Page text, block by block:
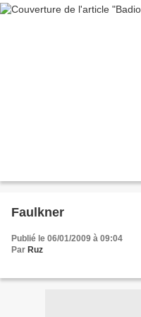
Faulkner
Publié le 06/01/2009 à 09:04
Par Ruz